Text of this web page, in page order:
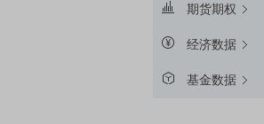
期货期权
经济数据
基金数据